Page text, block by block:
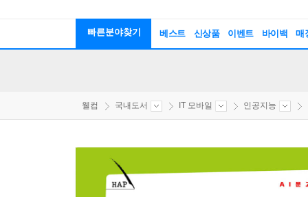
빠른분야찾기 베스트 신상품 이벤트 바이백 매
웰컴 국내도서 IT 모바일 인공지능